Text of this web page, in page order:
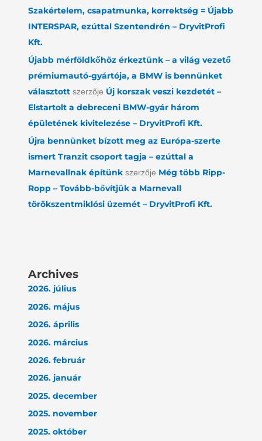
Szakértelem, csapatmunka, korrektség = Újabb
INTERSPAR, ezúttal Szentendrén – DryvitProfi
Kft.
Újabb mérföldkőhöz érkeztünk – a világ vezető
prémiumautó-gyártója, a BMW is bennünket
választott szerzője Új korszak veszi kezdetét –
Elstartolt a debreceni BMW-gyár három
épületének kivitelezése – DryvitProfi Kft.
Újra bennünket bízott meg az Európa-szerte
ismert Tranzit csoport tagja – ezúttal a
Marnevallnak építünk szerzője Még több Ripp-
Ropp – Tovább-bővítjük a Marnevall
törökszentmiklósi üzemét – DryvitProfi Kft.
Archives
2026. július
2026. május
2026. április
2026. március
2026. február
2026. január
2025. december
2025. november
2025. október